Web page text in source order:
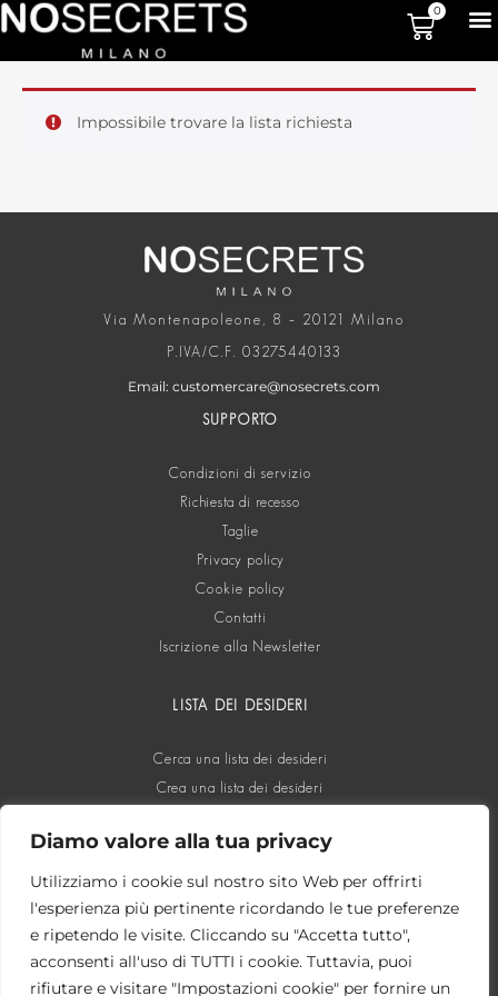
Diamo valore alla tua privacy
Utilizziamo i cookie sul nostro sito Web per offrirti
l'esperienza più pertinente ricordando le tue preferenze
e ripetendo le visite. Cliccando su "Accetta tutto",
acconsenti all'uso di TUTTI i cookie. Tuttavia, puoi
rifiutare e visitare "Impostazioni cookie" per fornire un
0
Impossibile trovare la lista richiesta
Via Montenapoleone, 8 – 20121 Milano
P.IVA/C.F. 03275440133
Email: customercare@nosecrets.com
SUPPORTO
Condizioni di servizio
Richiesta di recesso
Taglie
Privacy policy
Cookie policy
Contatti
Iscrizione alla Newsletter
LISTA DEI DESIDERI
Cerca una lista dei desideri
Crea una lista dei desideri
SOCIAL